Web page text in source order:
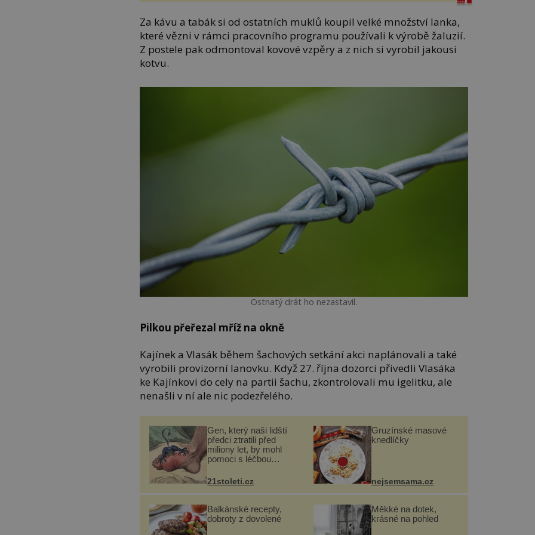
Za kávu a tabák si od ostatních muklů koupil velké množství lanka,
které vězni v rámci pracovního programu používali k výrobě žaluzií.
Z postele pak odmontoval kovové vzpěry a z nich si vyrobil jakousi
kotvu.
Ostnatý drát ho nezastavil.
Pilkou přeřezal mříž na okně
Kajínek a Vlasák během šachových setkání akci naplánovali a také
vyrobili provizorní lanovku. Když 27. října dozorci přivedli Vlasáka
ke Kajínkovi do cely na partii šachu, zkontrolovali mu igelitku, ale
nenašli v ní ale nic podezřelého.
Gen, který naši lidští
předci ztratili před
miliony let, by mohl
pomoci s léčbou
21stoleti.cz
Gruzínské masové
knedlíčky
nejsemsama.cz
Balkánské recepty,
dobroty z dovolené
Měkké na dotek,
krásné na pohled